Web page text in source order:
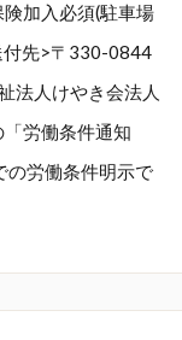
加入必須(駐車場
付先>〒330-0844
法人けやき会法人
労働条件通知
の労働条件明示で